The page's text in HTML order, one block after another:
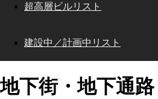
超高層ビルリスト
建設中／計画中リスト
都市開発
地下街・地下通路